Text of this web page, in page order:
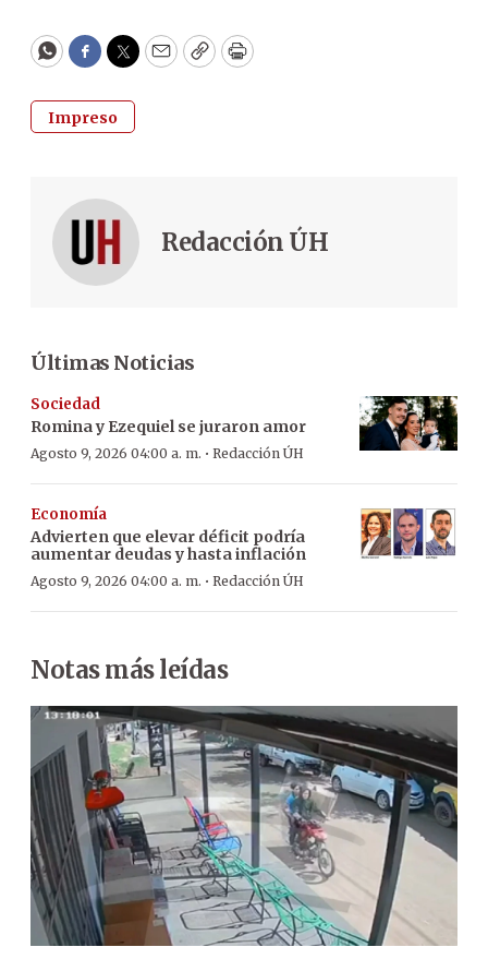
WhatsApp
Facebook
Twitter
EmailCopyPrint
Impreso
Redacción ÚH
Últimas Noticias
Sociedad
Romina y Ezequiel se juraron amor
Agosto 9, 2026 04:00 a. m. · Redacción ÚH
Economía
Advierten que elevar déficit podría
aumentar deudas y hasta inflación
Agosto 9, 2026 04:00 a. m. · Redacción ÚH
Notas más leídas